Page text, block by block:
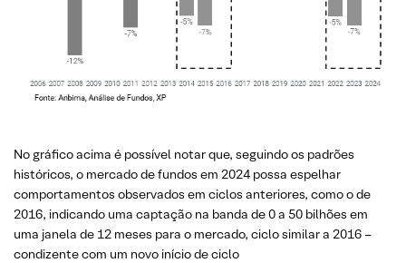
No gráfico acima é possível notar que, seguindo os padrões
históricos, o mercado de fundos em 2024 possa espelhar
comportamentos observados em ciclos anteriores, como o de
2016, indicando uma captação na banda de 0 a 50 bilhões em
uma janela de 12 meses para o mercado, ciclo similar a 2016 –
condizente com um novo início de ciclo